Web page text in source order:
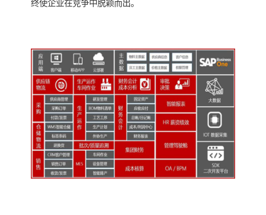
终使企业在竞争中脱颖而出。